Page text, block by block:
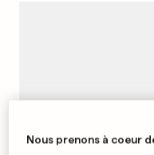
Nous prenons à coeur